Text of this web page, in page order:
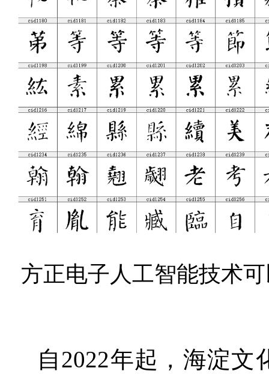
方正电子人工智能技术
自2022年起，海淀